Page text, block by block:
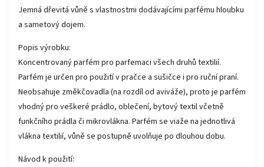
Jemná dřevitá vůně s vlastnostmi dodávajícími parfému hloubku
a sametový dojem.
Popis výrobku:
Koncentrovaný parfém pro parfemaci všech druhů textilií.
Parfém je určen pro použití v pračce a sušičce i pro ruční praní.
Neobsahuje změkčovadla (na rozdíl od aviváže), proto je parfém
vhodný pro veškeré prádlo, oblečení, bytový textil včetně
funkčního prádla či mikrovlákna. Parfém se viaže na jednotlivá
vlákna textilií, vůně se postupně uvolňuje po dlouhou dobu.
Návod k použití: